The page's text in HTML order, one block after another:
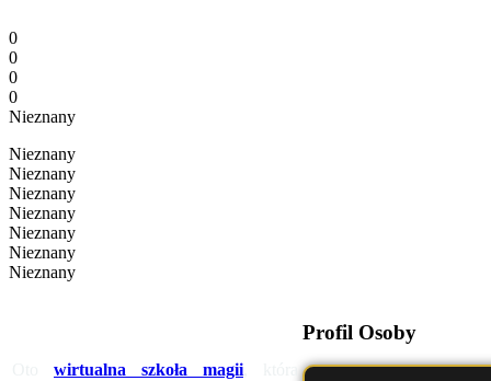
0
0
0
0
Nieznany
Nieznany
Nieznany
Nieznany
Nieznany
Nieznany
Nieznany
Nieznany
wirtualna szkoła magii
Profil Osoby